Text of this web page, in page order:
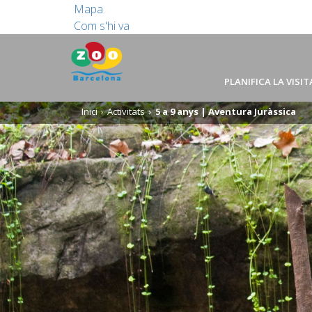
Mapa
Com s'hi va
PLANIFICA LA
Inici Activitats 5 a 9 anys | Aventura Juràssica